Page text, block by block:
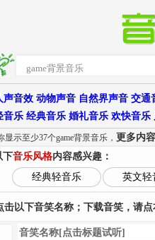
声音效 动物声音 自然界声音 交通
音乐 经典音乐 婚礼音乐 欢快音乐
显示至少37个game背景音乐， 更多内
下音乐风格内容感兴趣：
经典轻音乐
英文轻
以下音笑名称；下载音笑，请点
音笑名称[点击标题试听]